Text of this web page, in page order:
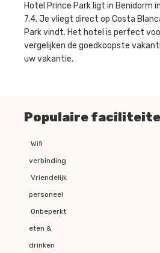
Hotel Prince Park ligt in Benidorm
7.4. Je vliegt direct op Costa
Park vindt. Het hotel is perfect
vergelijken de goedkoopste
uw vakantie.
Populaire
Wifi
verbinding
Vriendelijk
personeel
Onbeperkt
eten &
drinken